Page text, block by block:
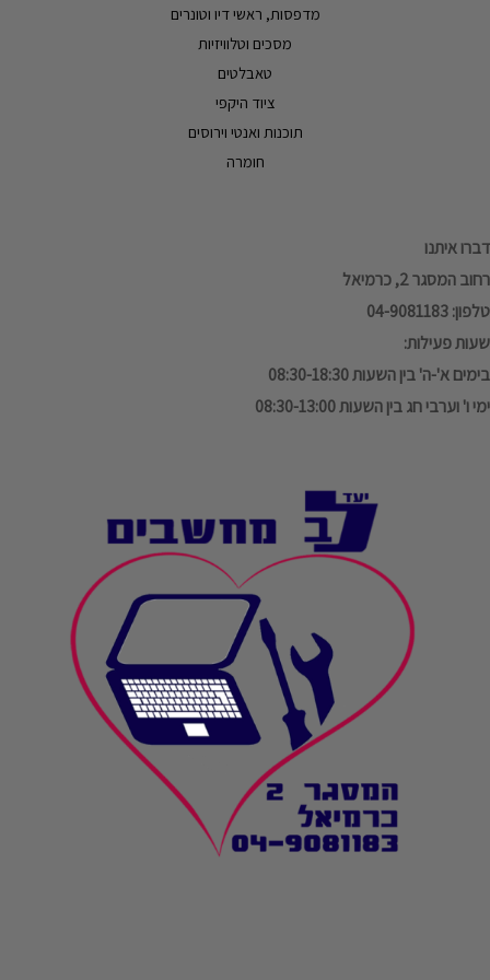
מדפסות, ראשי דיו וטונרים
מסכים וטלוויזיות
טאבלטים
ציוד היקפי
תוכנות ואנטי וירוסים
חומרה
דברו איתנו
רחוב המסגר 2, כרמיאל
טלפון: 04-9081183
שעות פעילות:
בימים א'-ה' בין השעות 08:30-18:30
ימי ו' וערבי חג בין השעות 08:30-13:00